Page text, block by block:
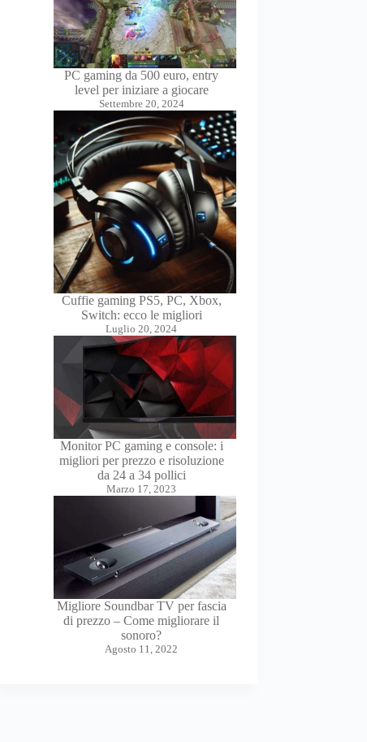
PC gaming da 500 euro, entry
level per iniziare a giocare
Settembre 20, 2024
Cuffie gaming PS5, PC, Xbox,
Switch: ecco le migliori
Luglio 20, 2024
Monitor PC gaming e console: i
migliori per prezzo e risoluzione
da 24 a 34 pollici
Marzo 17, 2023
Migliore Soundbar TV per fascia
di prezzo – Come migliorare il
sonoro?
Agosto 11, 2022